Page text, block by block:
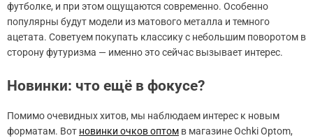
футболке, и при этом ощущаются современно. Особенно
популярны будут модели из матового металла и темного
ацетата. Советуем покупать классику с небольшим поворотом в
сторону футуризма — именно это сейчас вызывает интерес.
Новинки: что ещё в фокусе?
Помимо очевидных хитов, мы наблюдаем интерес к новым
форматам. Вот новинки очков оптом в магазине Ochki Optom,